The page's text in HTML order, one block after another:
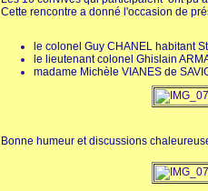
Cette rencontre a donné l'occasion de
le colonel Guy CHANEL habitant
le lieutenant colonel Ghislain
madame Michèle VIANES de
Bonne humeur et discussions